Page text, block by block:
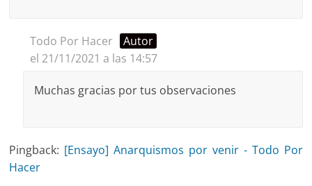
Todo Por Hacer
Autor
el 21/11/2021 a las 14:57
Muchas gracias por tus observaciones
Pingback: [Ensayo] Anarquismos por venir - Todo Por
Hacer